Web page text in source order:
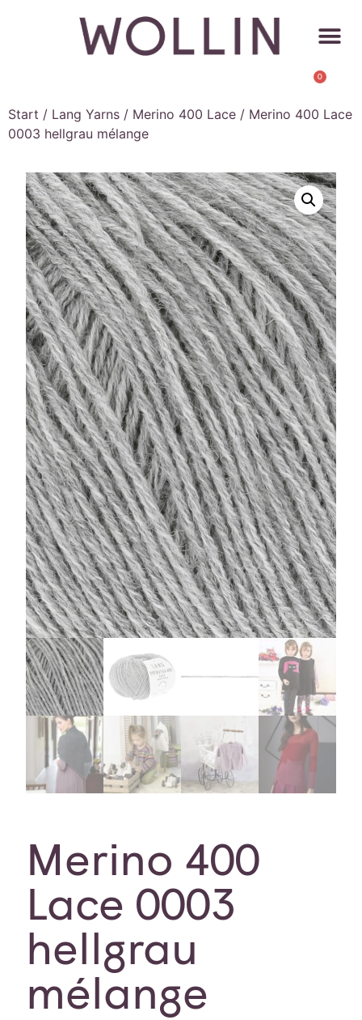
0
Start / Lang Yarns / Merino 400 Lace / Merino 400 Lace
0003 hellgrau mélange
Merino 400
Lace 0003
hellgrau
mélange